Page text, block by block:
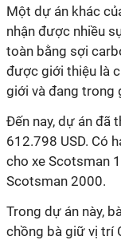
Một dự án khác
nhận được nhiều
toàn bằng sợi
được giới thiệu là
giới và đang trong
Đến nay, dự án đã
612.798 USD. Có
cho xe Scotsman
Scotsman 2000.
Trong dự án này,
chồng bà giữ vị trí